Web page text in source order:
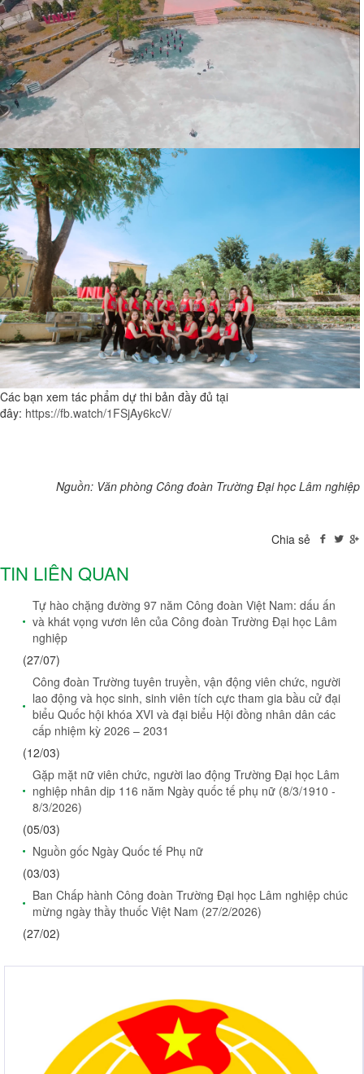
Các bạn xem tác phẩm dự thi bản đầy đủ tại
đây: https://fb.watch/1FSjAy6kcV/
Nguồn: Văn phòng Công đoàn Trường Đại học Lâm nghiệp
Chia sẻ
TIN LIÊN QUAN
Tự hào chặng đường 97 năm Công đoàn Việt Nam: dấu ấn
và khát vọng vươn lên của Công đoàn Trường Đại học Lâm
nghiệp
(27/07)
Công đoàn Trường tuyên truyền, vận động viên chức, người
lao động và học sinh, sinh viên tích cực tham gia bầu cử đại
biểu Quốc hội khóa XVI và đại biểu Hội đồng nhân dân các
cấp nhiệm kỳ 2026 – 2031
(12/03)
Gặp mặt nữ viên chức, người lao động Trường Đại học Lâm
nghiệp nhân dịp 116 năm Ngày quốc tế phụ nữ (8/3/1910 -
8/3/2026)
(05/03)
Nguồn gốc Ngày Quốc tế Phụ nữ
(03/03)
Ban Chấp hành Công đoàn Trường Đại học Lâm nghiệp chúc
mừng ngày thầy thuốc Việt Nam (27/2/2026)
(27/02)